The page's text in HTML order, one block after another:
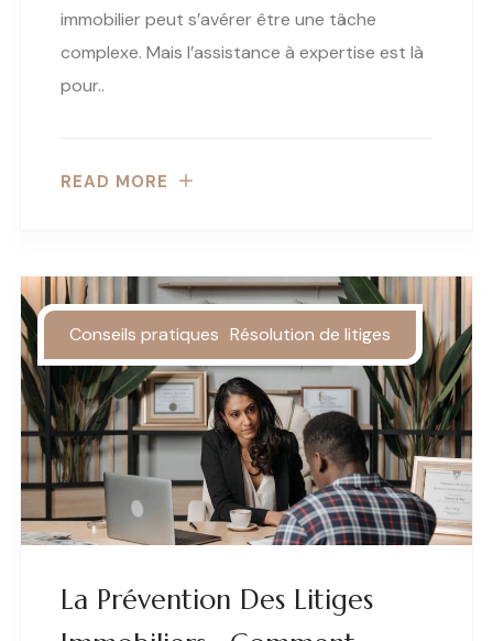
immobilier peut s’avérer être une tâche
complexe. Mais l’assistance à expertise est là
pour..
READ MORE
La Prévention Des Litiges
Conseils pratiques Résolution de litiges